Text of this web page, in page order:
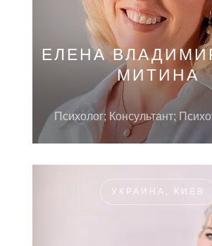
ЕЛЕНА
МИТИНА
Психолог; Консультант;
УКРАИНА, КИЕВ